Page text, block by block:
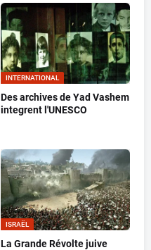
INTERNATIONAL
Des archives de Yad Vashem
integrent l'UNESCO
ISRAËL
La Grande Révolte juive